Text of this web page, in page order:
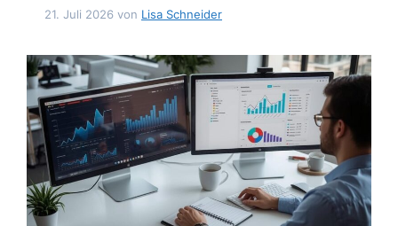
21. Juli 2026 von Lisa Schneider